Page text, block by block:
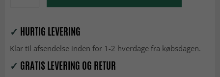
✓ HURTIG LEVERING
Klar til afsendelse inden for 1-2 hverdage fra købsdagen.
✓ GRATIS LEVERING OG RETUR